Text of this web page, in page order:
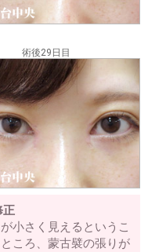
術後29日目
正
小さく見えるというこ
ころ、蒙古襞の張りが